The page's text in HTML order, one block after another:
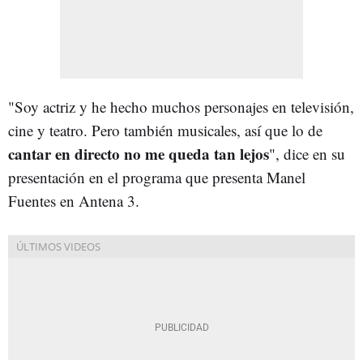
"Soy actriz y he hecho muchos personajes en televisión,
cine y teatro. Pero también musicales, así que lo de
cantar en directo no me queda tan lejos", dice en su
presentación en el programa que presenta Manel
Fuentes en Antena 3.